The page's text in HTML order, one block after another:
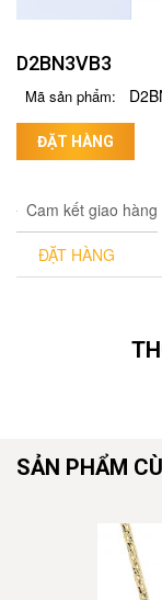
D2BN3VB3
Mã sản phẩm:
ĐẶT HÀNG
Cam kết giao hàng
ĐẶT HÀNG
SẢN PHẨM